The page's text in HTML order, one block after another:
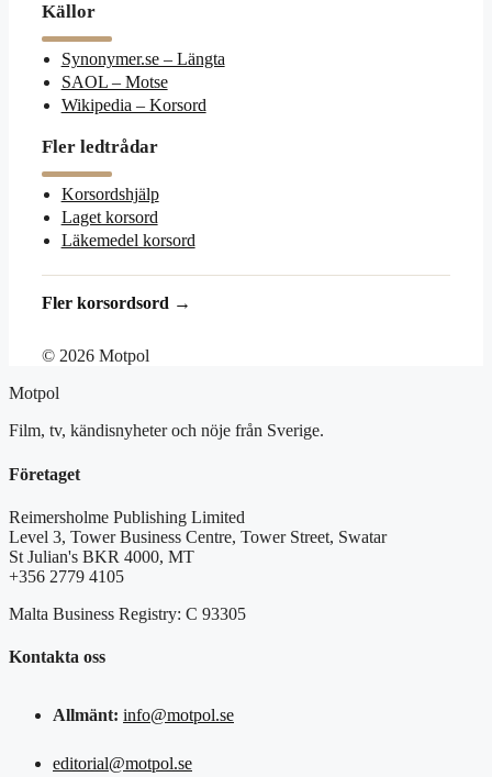
Källor
Synonymer.se – Längta
SAOL – Motse
Wikipedia – Korsord
Fler ledtrådar
Korsordshjälp
Laget korsord
Läkemedel korsord
Fler korsordsord →
© 2026 Motpol
Motpol
Film, tv, kändisnyheter och nöje från Sverige.
Företaget
Reimersholme Publishing Limited
Level 3, Tower Business Centre, Tower Street, Swatar
St Julian's BKR 4000, MT
+356 2779 4105
Malta Business Registry: C 93305
Kontakta oss
Allmänt: info@motpol.se
editorial@motpol.se